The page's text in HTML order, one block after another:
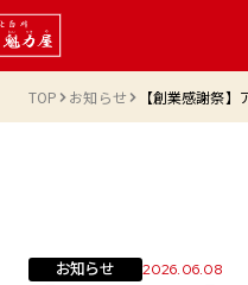
TOP お知らせ 【創業感謝祭
お知らせ 2026.06.08